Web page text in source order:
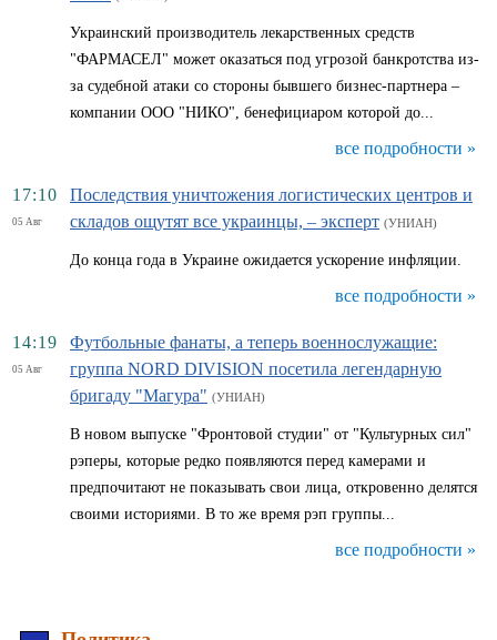
Украинский производитель лекарственных средств
"ФАРМАСЕЛ" может оказаться под угрозой банкротства из-
за судебной атаки со стороны бывшего бизнес-партнера –
компании ООО "НИКО", бенефициаром которой до...
все подробности »
17:10
05 Авг
Последствия уничтожения логистических центров и
складов ощутят все украинцы, – эксперт (УНИАН)
До конца года в Украине ожидается ускорение инфляции.
все подробности »
14:19
05 Авг
Футбольные фанаты, а теперь военнослужащие:
группа NORD DIVISION посетила легендарную
бригаду "Магура" (УНИАН)
В новом выпуске "Фронтовой студии" от "Культурных сил"
рэперы, которые редко появляются перед камерами и
предпочитают не показывать свои лица, откровенно делятся
своими историями. В то же время рэп группы...
все подробности »